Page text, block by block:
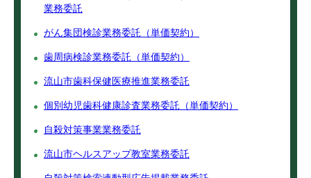
業務委託
がん集団検診業務委託（単価契約）
歯周病検診業務委託（単価契約）
流山市歯科保健医療推進業務委託
個別幼児歯科健康診査業務委託（単価契約）
自殺対策事業業務委託
流山市ヘルスアップ教室業務委託